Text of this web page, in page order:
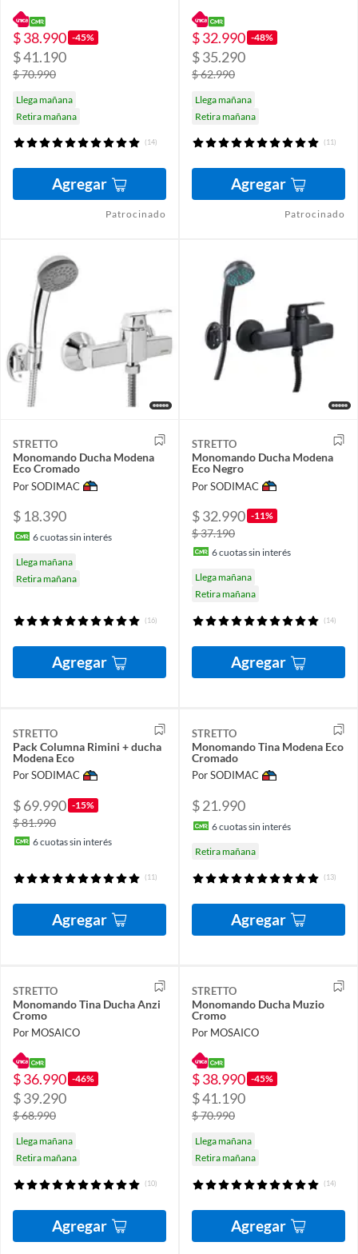
$ 38.990 -45%
$ 41.190
$ 70.990
Llega mañana
Retira mañana
(14)
Agregar
Patrocinado
$ 32.990 -48%
$ 35.290
$ 62.990
Llega mañana
Retira mañana
(11)
Agregar
Patrocinado
STRETTO
Monomando Ducha Modena
Eco Cromado
Por SODIMAC
$ 18.390
6cuotas sin interés
Llega mañana
Retira mañana
(16)
Agregar
STRETTO
Monomando Ducha Modena
Eco Negro
Por SODIMAC
$ 32.990 -11%
$ 37.190
6cuotas sin interés
Llega mañana
Retira mañana
(14)
Agregar
STRETTO
Pack Columna Rimini + ducha
Modena Eco
Por SODIMAC
$ 69.990 -15%
$ 81.990
6cuotas sin interés
(11)
Agregar
STRETTO
Monomando Tina Modena Eco
Cromado
Por SODIMAC
$ 21.990
6cuotas sin interés
Retira mañana
(13)
Agregar
STRETTO
Monomando Tina Ducha Anzi
Cromo
Por MOSAICO
$ 36.990 -46%
$ 39.290
$ 68.990
Llega mañana
Retira mañana
(10)
Agregar
STRETTO
Monomando Ducha Muzio
Cromo
Por MOSAICO
$ 38.990 -45%
$ 41.190
$ 70.990
Llega mañana
Retira mañana
(14)
Agregar